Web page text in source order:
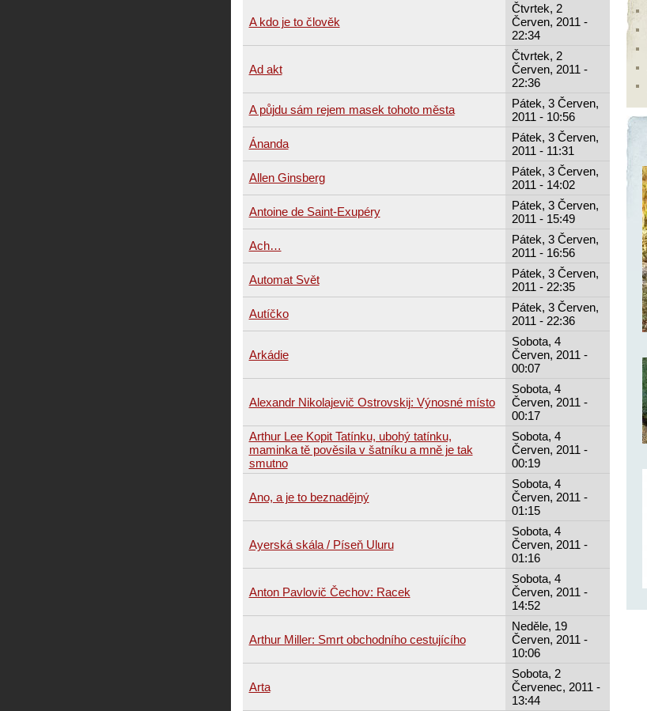
A kdo je to člověk
Čtvrtek, 2
Červen, 2011 -
22:34
Ad akt
Čtvrtek, 2
Červen, 2011 -
22:36
A půjdu sám rejem masek tohoto města
Pátek, 3 Červen,
2011 - 10:56
Ánanda
Pátek, 3 Červen,
2011 - 11:31
Allen Ginsberg
Pátek, 3 Červen,
2011 - 14:02
Antoine de Saint-Exupéry
Pátek, 3 Červen,
2011 - 15:49
Ach…
Pátek, 3 Červen,
2011 - 16:56
Automat Svět
Pátek, 3 Červen,
2011 - 22:35
Autíčko
Pátek, 3 Červen,
2011 - 22:36
Arkádie
Sobota, 4
Červen, 2011 -
00:07
Alexandr Nikolajevič Ostrovskij: Výnosné místo
Sobota, 4
Červen, 2011 -
00:17
Arthur Lee Kopit Tatínku, ubohý tatínku,
maminka tě pověsila v šatníku a mně je tak
smutno
Sobota, 4
Červen, 2011 -
00:19
Ano, a je to beznadějný
Sobota, 4
Červen, 2011 -
01:15
Ayerská skála / Píseň Uluru
Sobota, 4
Červen, 2011 -
01:16
Anton Pavlovič Čechov: Racek
Sobota, 4
Červen, 2011 -
14:52
Arthur Miller: Smrt obchodního cestujícího
Neděle, 19
Červen, 2011 -
10:06
Arta
Sobota, 2
Červenec, 2011 -
13:44